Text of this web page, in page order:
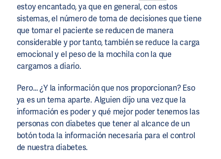
estoy encantado, ya que en general, con estos
sistemas, el número de toma de decisiones que tiene
que tomar el paciente se reducen de manera
considerable y por tanto, también se reduce la carga
emocional y el peso de la mochila con la que
cargamos a diario.
Pero… ¿Y la información que nos proporcionan? Eso
ya es un tema aparte. Alguien dijo una vez que la
información es poder y qué mejor poder tenemos las
personas con diabetes que tener al alcance de un
botón toda la información necesaria para el control
de nuestra diabetes.